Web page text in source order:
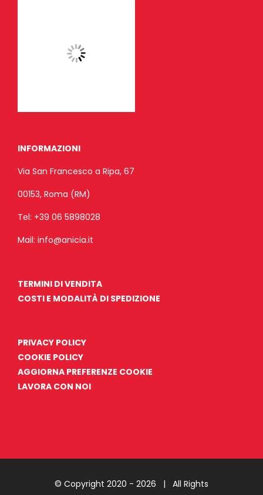
INFORMAZIONI
Via San Francesco a Ripa, 67
00153, Roma (RM)
Tel: +39 06 5898028
Mail: info@anicia.it
TERMINI DI VENDITA
COSTI E MODALITÀ DI SPEDIZIONE
PRIVACY POLICY
COOKIE POLICY
AGGIORNA PREFERENZE COOKIE
LAVORA CON NOI
© Copyright 2020 - 2026 | All Rights